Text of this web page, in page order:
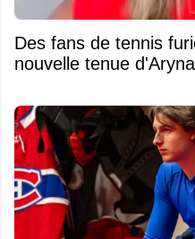
Des fans de tennis
nouvelle tenue